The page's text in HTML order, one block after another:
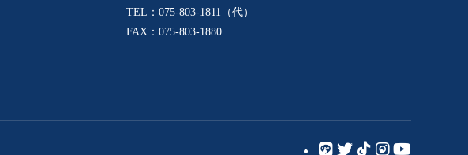
TEL：075-803-1811（代）
FAX：075-803-1880